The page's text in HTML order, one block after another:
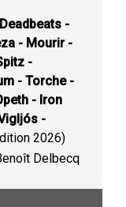
-
- Mourir -
-
- Torche -
- Iron
-
2026)
Delbecq